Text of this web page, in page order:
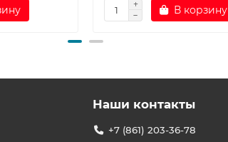
В корзину
Наши контакты
+7 (861) 203-36-78